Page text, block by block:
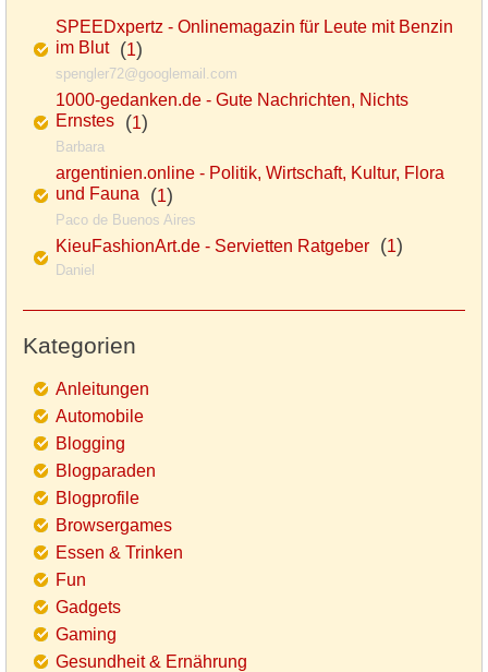
SPEEDxpertz - Onlinemagazin für Leute mit Benzin
im Blut(1)
spengler72@googlemail.com
1000-gedanken.de - Gute Nachrichten, Nichts
Ernstes (1)
Barbara
argentinien.online - Politik, Wirtschaft, Kultur, Flora
und Fauna (1)
Paco de Buenos Aires
KieuFashionArt.de - Servietten Ratgeber (1)
Daniel
Kategorien
Anleitungen
Automobile
Blogging
Blogparaden
Blogprofile
Browsergames
Essen & Trinken
Fun
Gadgets
Gaming
Gesundheit & Ernährung